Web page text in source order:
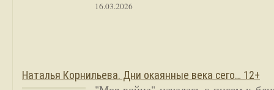
16.03.2026
Наталья Корнильева. Дни окаянные века сего… 12+